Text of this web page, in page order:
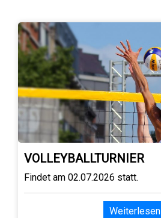
VOLLEYBALLTURNIER
Findet am 02.07.2026 statt.
Weiterlesen